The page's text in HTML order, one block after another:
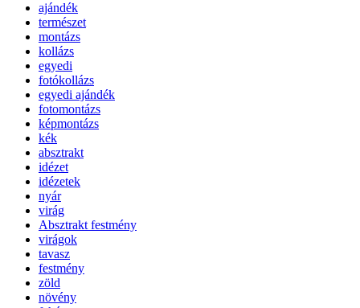
ajándék
természet
montázs
kollázs
egyedi
fotókollázs
egyedi ajándék
fotomontázs
képmontázs
kék
absztrakt
idézet
idézetek
nyár
virág
Absztrakt festmény
virágok
tavasz
festmény
zöld
növény